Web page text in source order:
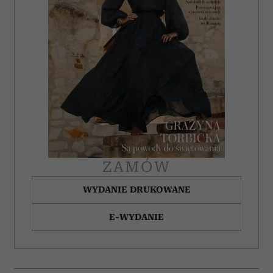
korzystasz z naszej witryny, udostępniamy partnerom
społecznościowym, reklamowym i analitycznym.
Partnerzy mogą połączyć te informacje z innymi danymi
otrzymanymi od Ciebie lub uzyskanymi podczas
korzystania z ich usług.
ZAMÓW
WYDANIE DRUKOWANE
E-WYDANIE